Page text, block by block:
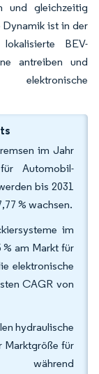
und gleichzeitig
ist in der
BEV-
antreiben und
im Jahr
Automobil-
bis 2031
% wachsen.
im
am Markt für
elektronische
CAGR von
hydraulische
Marktgröße für
während